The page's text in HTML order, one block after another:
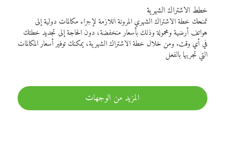
خطط الاشتراك الشهرية
تمنحك خطة الاشتراك الشهري المرونة اللازمة لإجراء مكالمات دولية إلى
هواتف أرضية ومحمولة وذلك بأسعار منخفضة، دون الحاجة إلى تجديد خطتك
في أي وقت. ومن خلال خطة الاشتراك الشهرية، يمكنك توفير أسعار المكالمات
التي تجريها بالفعل
المزيد من الوجهات